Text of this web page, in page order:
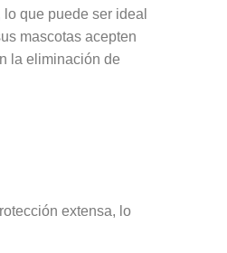
que puede ser ideal
mascotas acepten
la eliminación de
extensa, lo